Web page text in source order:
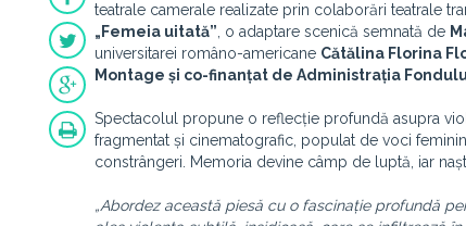
teatrale camerale realizate prin colaborări teatrale
„Femeia uitată” , o adaptare scenică semnată de
universitarei româno-americane Cătălina Florina
Montage și co-finanțat de Administrația
Spectacolul propune o reflecție profundă asupra
fragmentat și cinematografic, populat de voci
constrângeri. Memoria devine câmp de luptă, iar
„Abordez această piesă cu o fascinație profundă